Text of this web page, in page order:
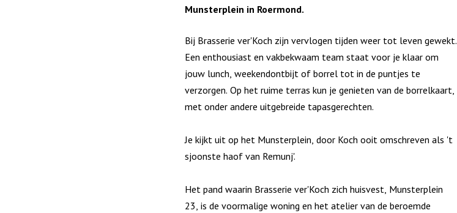
Munsterplein in Roermond.
Bij Brasserie ver'Koch zijn vervlogen tijden weer tot leven gewekt.
Een enthousiast en vakbekwaam team staat voor je klaar om
jouw lunch, weekendontbijt of borrel tot in de puntjes te
verzorgen. Op het ruime terras kun je genieten van de borrelkaart,
met onder andere uitgebreide tapasgerechten.
Je kijkt uit op het Munsterplein, door Koch ooit omschreven als 't
sjoonste haof van Remunj'.
Het pand waarin Brasserie ver'Koch zich huisvest, Munsterplein
23, is de voormalige woning en het atelier van de beroemde